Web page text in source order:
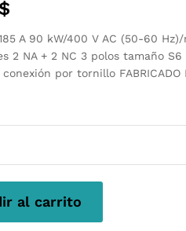
$
A 90 kW/400 V AC (50-60
2 NA + 2 NC 3 polos tamaño
por tornillo FABRICADO
al carrito